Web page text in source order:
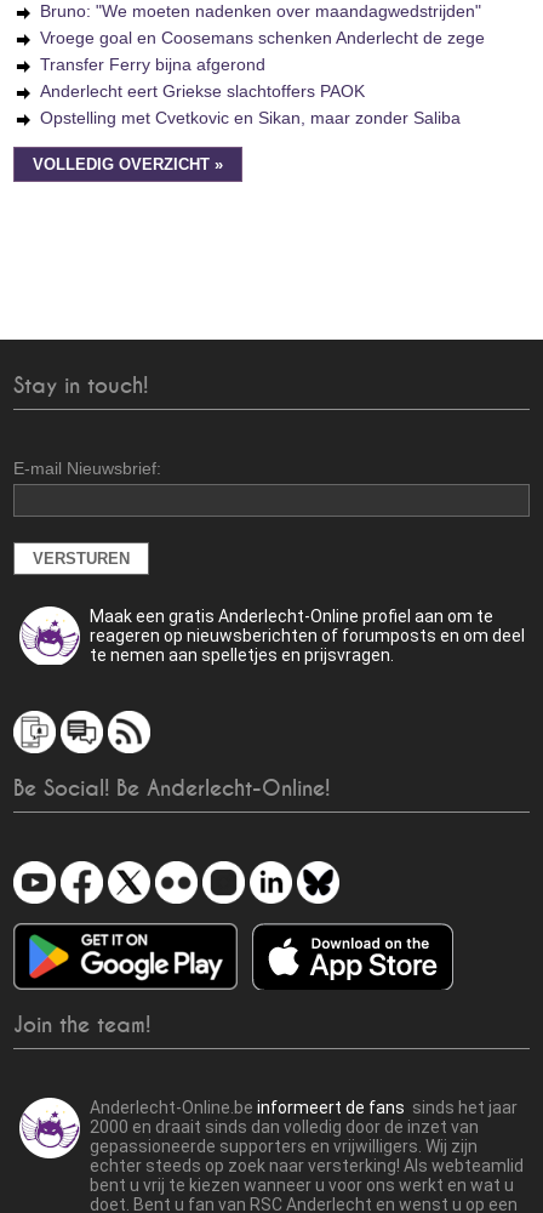
Bruno: "We moeten nadenken over maandagwedstrijden"
Vroege goal en Coosemans schenken Anderlecht de zege
Transfer Ferry bijna afgerond
Anderlecht eert Griekse slachtoffers PAOK
Opstelling met Cvetkovic en Sikan, maar zonder Saliba
VOLLEDIG OVERZICHT »
Stay in touch!
E-mail Nieuwsbrief:
Maak een gratis Anderlecht-Online profiel aan om te
reageren op nieuwsberichten of forumposts en om deel
te nemen aan spelletjes en prijsvragen.
Be Social! Be Anderlecht-Online!
Join the team!
Anderlecht-Online.beinformeert de fans sinds het jaar
2000 en draait sinds dan volledig door de inzet van
gepassioneerde supporters en vrijwilligers. Wij zijn
echter steeds op zoek naar versterking! Als webteamlid
bent u vrij te kiezen wanneer u voor ons werkt en wat u
doet. Bent u fan van RSC Anderlecht en wenst u op een